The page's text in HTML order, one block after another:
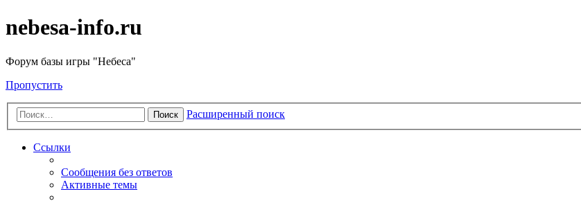
nebesa-info.ru
Форум базы игры "Небеса"
Пропустить
Поиск Расширенный поиск
Ссылки
Сообщения без ответов
Активные темы